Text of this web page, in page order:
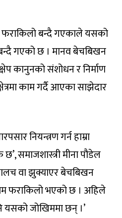
बन्दै गएकाले यसको
गएको छ । मानव बेचबिखन
कानुनको संशोधन र निर्माण
काम गर्दै आएका साझेदार
नियन्त्रण गर्न हाम्रा
समाजशास्त्री मीना पौडेल
वा झुक्याएर बेचबिखन
फराकिलो भएको छ । अहिले
यसको जोखिममा छन् ।’